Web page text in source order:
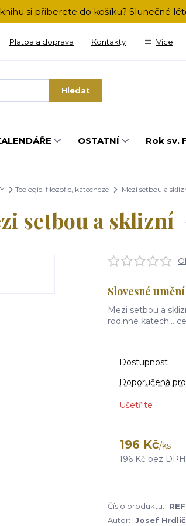
si přiberete do košíku? Slunečné
Platba a doprava Kontakty Více
Hledat
OSTATNÍ Rok sv.
Teologie, filozofie, katecheze Mezi setbou a
setbou a sklizní
Slovesné
Mezi setbou a
rodinné katech...
Dostupnost
Doporučená
Ušetříte
196 Kč/ks
196 Kč bez DPH
Číslo produktu:
Autor: Josef